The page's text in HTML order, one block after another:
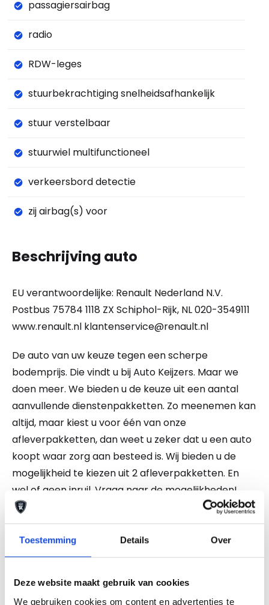
Toestemming Details Over
Deze website maakt gebruik van cookies
We gebruiken cookies om content en advertenties te
passagiersairbag
radio
RDW-leges
stuurbekrachtiging snelheidsafhankelijk
stuur verstelbaar
stuurwiel multifunctioneel
verkeersbord detectie
zij airbag(s) voor
Beschrijving auto
EU verantwoordelijke: Renault Nederland N.V.
Postbus 75784 1118 ZX Schiphol-Rijk, NL 020-3549111
www.renault.nl klantenservice@renault.nl
De auto van uw keuze tegen een scherpe
bodemprijs. Die vindt u bij Auto Keijzers. Maar we
doen meer. We bieden u de keuze uit een aantal
aanvullende dienstenpakketten. Zo meenemen kan
altijd, maar kiest u voor één van onze
afleverpakketten, dan weet u zeker dat u een auto
koopt waar zorg aan besteed is. Wij bieden u de
mogelijkheid te kiezen uit 2 afleverpakketten. En
wel of geen inruil. Vraag naar de mogelijkheden!
NATIONALE AUTOPAS EN ONDERHOUDSHISTORIE
AANWEZIG. Ook kunt u bij ons uw auto, caravan,
camper, motor of boot inruilen. Onze
openingstijden zijn van maandag tot en met vrijdag
tot 17.00 uur. 2 koopzondagen per maand. Kom